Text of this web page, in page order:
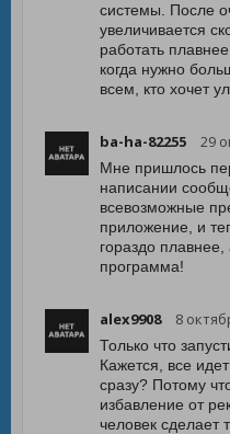
системы. После
увеличивается
работать
когда нужно
всем, кто хочет
ba-ha-82255 29
Мне пришлось
написании
всевозможные
приложение, и
гораздо
программа!
alex9908 8
Только что
Кажется, все
сразу? Потому
избавление от
человек сделает